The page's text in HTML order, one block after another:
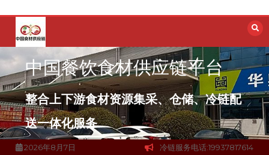
容
中国餐饮食材供应链平台
整合上下游食材资源集采、仓储、冷链配
送一体化服务
2026年8月7日 冷链服务电话:19937817614